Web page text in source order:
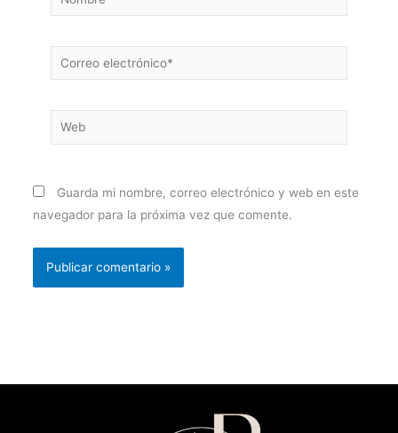
Correo
electrónico*
Web
Guarda mi nombre, correo electrónico y web en este
navegador para la próxima vez que comente.